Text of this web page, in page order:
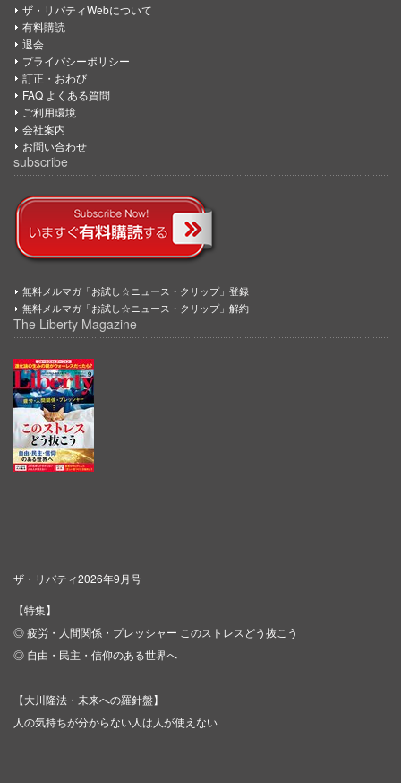
ザ・リバティWebについて
有料購読
退会
プライバシーポリシー
訂正・おわび
FAQ よくある質問
ご利用環境
会社案内
お問い合わせ
subscribe
無料メルマガ「お試し☆ニュース・クリップ」登録
無料メルマガ「お試し☆ニュース・クリップ」解約
The Liberty Magazine
ザ・リバティ2026年9月号
【特集】
◎ 疲労・人間関係・プレッシャー このストレスどう抜こう
◎ 自由・民主・信仰のある世界へ
【大川隆法・未来への羅針盤】
人の気持ちが分からない人は人が使えない